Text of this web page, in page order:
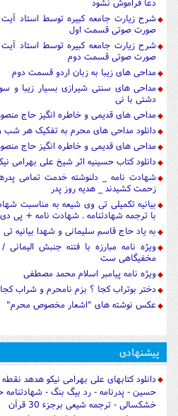
صورت صوتی قسمت اول
صورت صوتی قسمت دوم
مداحی های زیبا به زبان اردو قسمت دوم
مداحی های سنتی شیرازی بسیار زیبا و
دشتی با نی
مداحی های قدیمی و خاطره انگیز حاج
دانلود مداحی های محرم به تفکیک هر شب
مداحی های قدیمی و خاطره انگیز حاج
دانلود کتاب حسینیه اثر شیخ علی بهرامی
شهادت نامه _ دلنوشته خدمت تمامی
زحمت کشیدند _ هدیه روز پدر
بیانیه تکمیلی تی وی شیعه به مناسبت
با ترجمه شهادتنامه . شهادت نامه +
به یاد حاج قاسم سلیمانی و شهدا بیانیه
ویژه نامه مبارزه با فتنه جنبش
مخفیگاهی ست
ویژه نامه پیامبر اسلام محمد مصطفی
دختر بوتراب کجا ؟ بزم نامحرم و شراب
عکس نوشته های "اشعار مخصوص محرم"
پیشنهادی
دانلود کتابهای علی بهرامی نیکو هدهد
حسین - پدرنامه - رد بیگ بنگ -
خشکسالی - ترجمه شیعی برجزء 30 قرآن